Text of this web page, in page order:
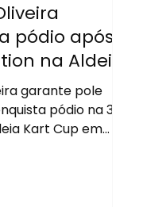
pódio após
na Aldeia
garante pole
pódio na 3ª
Kart Cup em